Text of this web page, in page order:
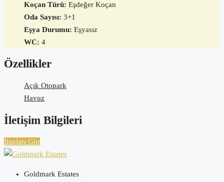
Koçan Türü: Eşdeğer Koçan
Oda Sayısı: 3+1
Eşya Durumu: Eşyasız
WC: 4
Özellikler
Açık Otopark
Havuz
İletişim Bilgileri
İlanları Gör
Goldmark Estates